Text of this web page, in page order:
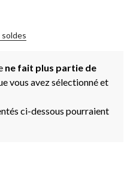
ne fait plus partie de
vous avez sélectionné et
ci-dessous pourraient